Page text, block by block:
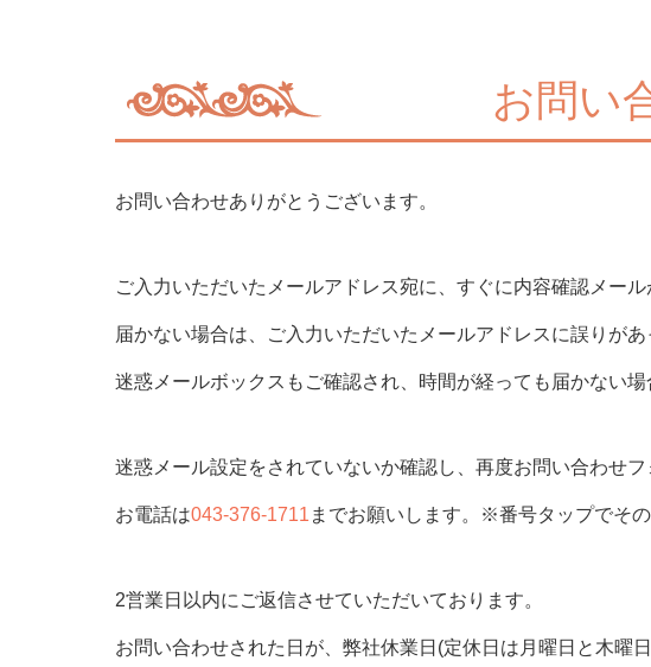
お問い
お問い合わせありがとうございます。
ご入力いただいたメールアドレス宛に、すぐに内容確認メール
届かない場合は、ご入力いただいたメールアドレスに誤りが
迷惑メールボックスもご確認され、時間が経っても届かない
迷惑メール設定をされていないか確認し、再度お問い合わせ
お電話は043-376-1711 までお願いします。※番号タップでその
2営業日以内にご返信させていただいております。
お問い合わせされた日が、弊社休業日(定休日は月曜日と木曜